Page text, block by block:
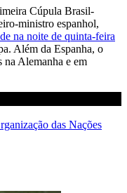
Cúpula Brasil-
ministro espanhol,
na noite de quinta-feira
Além da Espanha, o
na Alemanha e em
das Nações